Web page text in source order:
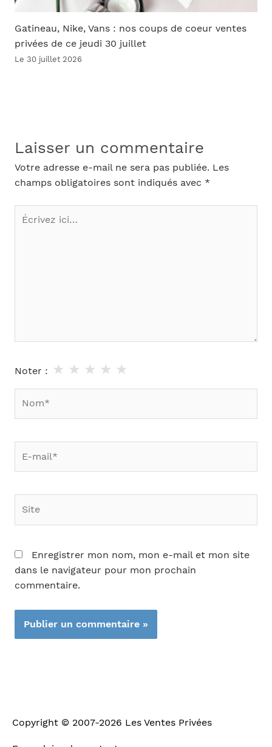
Gatineau, Nike, Vans : nos coups de coeur ventes
privées de ce jeudi 30 juillet
Le 30 juillet 2026
Laisser un commentaire
Votre adresse e-mail ne sera pas publiée. Les
champs obligatoires sont indiqués avec *
Écrivez
Noter : ★
★
★
★
★
mail*
Enregistrer mon nom, mon e-mail et mon site
dans le navigateur pour mon prochain
commentaire.
Copyright © 2007-2026 Les Ventes Privées